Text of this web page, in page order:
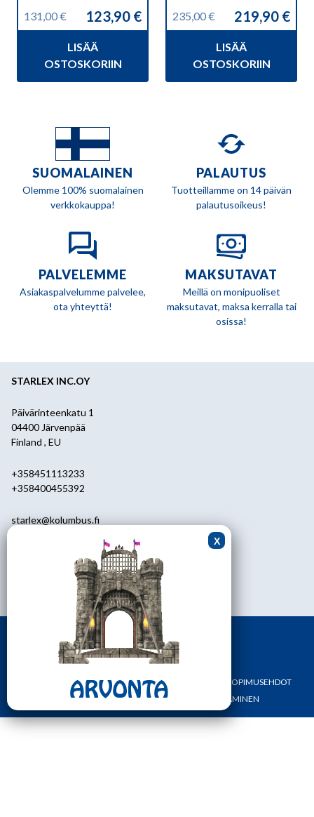
131,00€
Alkuperäinen
hinta
131,00 €.
123,90 €
Nykyinen
hinta
123,90 €.
LISÄÄ
OSTOSKORIIN
235,00€
Alkuperäinen
hinta
235,00 €.
219,90 €
Nykyinen
hinta
219,90 €.
LISÄÄ
OSTOSKORIIN
SUOMALAINEN
Olemme 100% suomalainen
verkkokauppa!
PALAUTUS
Tuotteillamme on 14 päivän
palautusoikeus!
PALVELEMME
Asiakaspalvelumme palvelee,
ota yhteyttä!
MAKSUTAVAT
Meillä on monipuoliset
maksutavat, maksa kerralla tai
osissa!
STARLEX INC.OY
Päivärinteenkatu 1
04400 Järvenpää
Finland , EU
+358451113233
+358400455392
starlex@kolumbus.fi
ark.klo 08.30-17.00
YHTEYSTIEDOT OMA TILI
TILAUS- JA SOPIMUSEHDOT
REKISTERI- JA TIETOSUOJASELOSTE
MAKSAMINEN